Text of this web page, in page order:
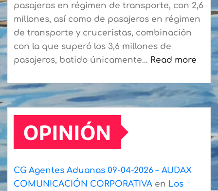
pasajeros en régimen de transporte, con 2,6
millones, así como de pasajeros en régimen
de transporte y cruceristas, combinación
con la que superó los 3,6 millones de
pasajeros, batido únicamente… Read more
Puertos
de
Tenerife
cierra
en
la
OPINIÓN
CG Agentes Aduanas 09-04-2026 – AUDAX
COMUNICACIÓN CORPORATIVA en Los